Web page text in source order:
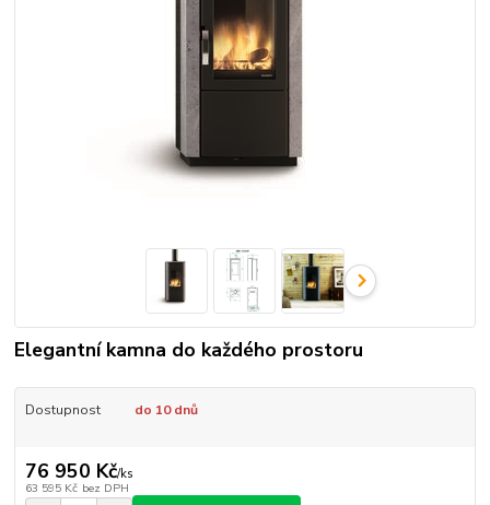
Elegantní kamna do každého prostoru
Dostupnost do 10 dnů
76 950 Kč/ks
63 595 Kč bez DPH